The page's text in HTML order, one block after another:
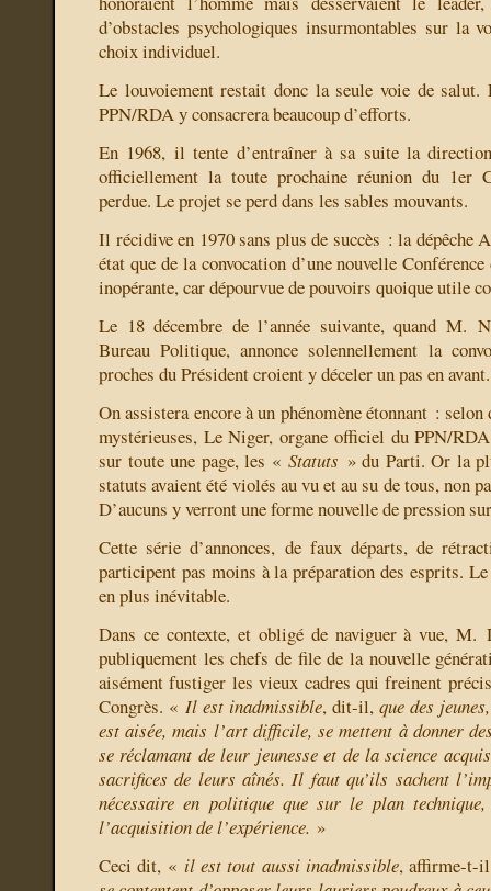
d’obstacles psychologiques insurmontables sur la
choix individuel.
Le louvoiement restait donc la seule voie de salut.
PPN/RDA y consacrera beaucoup d’efforts.
En 1968, il tente d’entraîner à sa suite la
officiellement la toute prochaine réunion du 1er
perdue. Le projet se perd dans les sables mouvants.
Il récidive en 1970 sans plus de succès : la dépêche
état que de la convocation d’une nouvelle
inopérante, car dépourvue de pouvoirs quoique utile
Le 18 décembre de l’année suivante, quand M.
Bureau Politique, annonce solennellement la
proches du Président croient y déceler un pas en
On assistera encore à un phénomène étonnant :
mystérieuses, Le Niger, organe officiel du PPN/
sur toute une page, les « Statuts » du Parti. Or la
statuts avaient été violés au vu et au su de tous, non
D’aucuns y verront une forme nouvelle de pression
Cette série d’annonces, de faux départs, de
participent pas moins à la préparation des esprits.
en plus inévitable.
Dans ce contexte, et obligé de naviguer à vue,
publiquement les chefs de file de la nouvelle
aisément fustiger les vieux cadres qui freinent
Congrès. « Il est inadmissible, dit-il, que des
est aisée, mais l’art difficile, se mettent à donner
se réclamant de leur jeunesse et de la science
sacrifices de leurs aînés. Il faut qu’ils sachent
nécessaire en politique que sur le plan
l’acquisition de l’expérience. »
Ceci dit, « il est tout aussi inadmissible, affirme-t-